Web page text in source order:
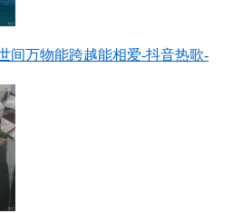
间万物能跨越能相爱-抖音热歌-